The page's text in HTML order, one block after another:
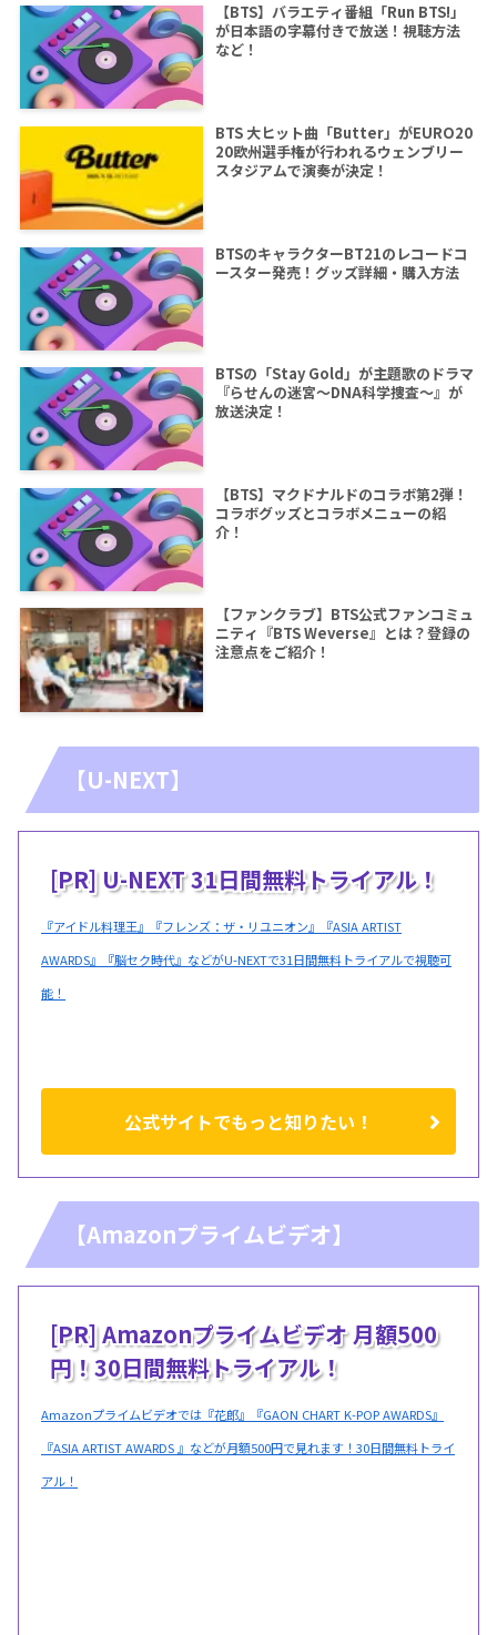
【BTS】バラエティ番組「Run BTS!」
が日本語の字幕付きで放送！視聴方法
など！
BTS 大ヒット曲「Butter」がEURO20
20欧州選手権が行われるウェンブリー
スタジアムで演奏が決定！
BTSのキャラクターBT21のレコードコ
ースター発売！グッズ詳細・購入方法
BTSの「Stay Gold」が主題歌のドラマ
『らせんの迷宮～DNA科学捜査～』が
放送決定！
【BTS】マクドナルドのコラボ第2弾！
コラボグッズとコラボメニューの紹
介！
【ファンクラブ】BTS公式ファンコミュ
ニティ『BTS Weverse』とは？登録の
注意点をご紹介！
【U-NEXT】
[PR] U-NEXT 31日間無料トライアル！
『アイドル料理王』『フレンズ：ザ・リユニオン』『ASIA ARTIST
AWARDS』『脳セク時代』などがU-NEXTで31日間無料トライアルで視聴可
能！
公式サイトでもっと知りたい！
【Amazonプライムビデオ】
[PR] Amazonプライムビデオ 月額500
円！30日間無料トライアル！
Amazonプライムビデオでは『花郎』『GAON CHART K-POP AWARDS』
『ASIA ARTIST AWARDS 』などが月額500円で見れます！30日間無料トライ
アル！